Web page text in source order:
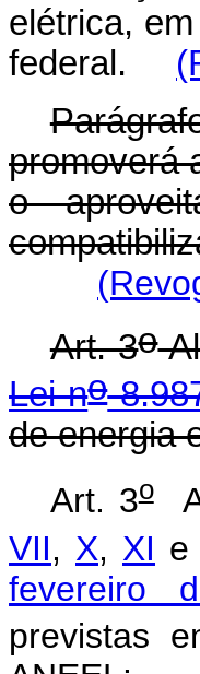
elétrica,
federal.
promoverá
o
Art. 3o
Lei no
de energia
Art. 3o
VII, X, XI e
fevereiro
previstas